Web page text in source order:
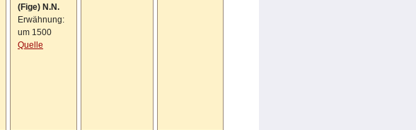
(Fige) N.N.
Erwähnung:
um 1500
Quelle